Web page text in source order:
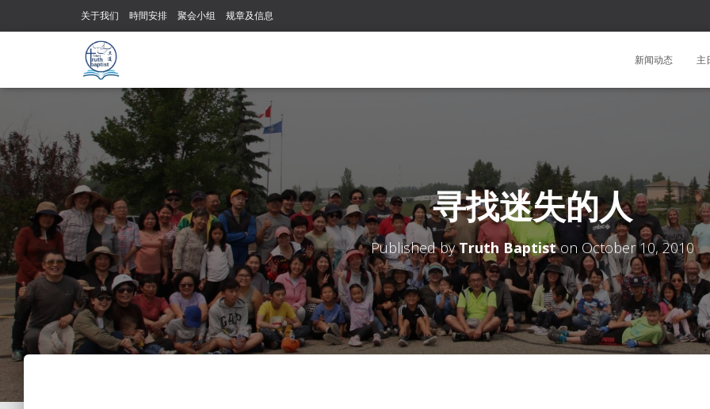
关于我们 時間安排 聚会小组 规章及信息
新闻动态 主
寻找迷失的人
Published byTruth Baptiston October 10, 2010